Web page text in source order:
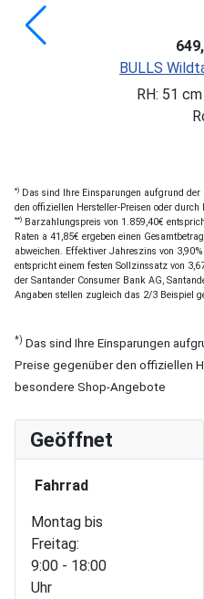
BULLS
RH: 51
*) Das sind Ihre Einsparungen aufgrund der
den offiziellen Hersteller-Preisen oder durch
**) Barzahlungspreis von 1.859,40€
Raten a 41,85€ ergeben einen
abweichen. Effektiver Jahreszins von
entspricht einem festen Sollzinssatz von
der Santander Consumer Bank AG,
Angaben stellen zugleich das 2/3 Beispiel
*) Das sind Ihre Einsparungen
Preise gegenüber den offiziellen
besondere Shop-Angebote
Geöffnet
Fahrrad
Montag bis
Freitag:
9:00 - 18:00
Uhr